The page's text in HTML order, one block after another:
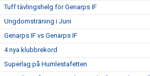
Tuff tävlingshelg för Genarps IF
Ungdomsträning i Juni
Genarps IF vs Genarps IF
4 nya klubbrekord
Superlag på Humlestafetten